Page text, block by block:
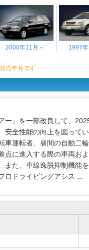
2000年11月～ 1997
売年月です
ー」を一部改良して、
安全性能の向上を図って
車運転者、昼間の自動二
点に進入する際の車両お
また、車線逸脱抑制機能
ドライビングアシス ...